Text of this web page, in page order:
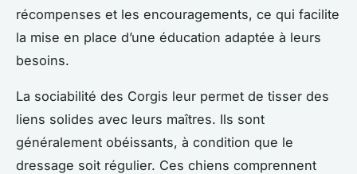
récompenses et les encouragements, ce qui facilite
la mise en place d’une éducation adaptée à leurs
besoins.
La sociabilité des Corgis leur permet de tisser des
liens solides avec leurs maîtres. Ils sont
généralement obéissants, à condition que le
dressage soit régulier. Ces chiens comprennent